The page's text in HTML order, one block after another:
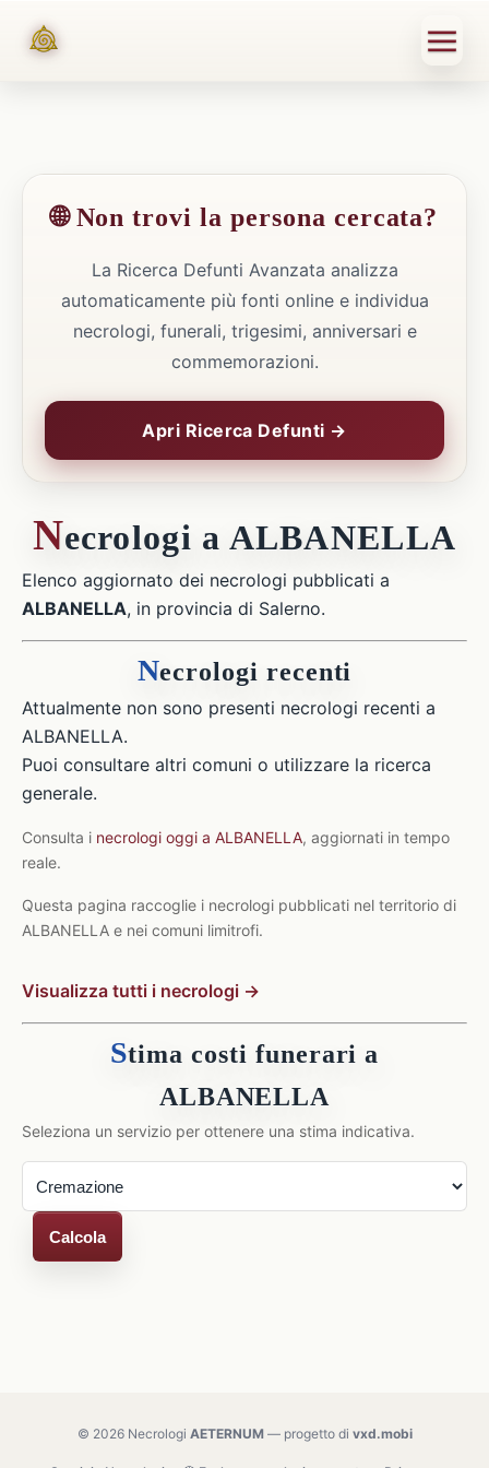
🌐 Non trovi la persona cercata?
La Ricerca Defunti Avanzata analizza
automaticamente più fonti online e individua
necrologi, funerali, trigesimi, anniversari e
commemorazioni.
Apri Ricerca Defunti →
Necrologi a ALBANELLA
Elenco aggiornato dei necrologi pubblicati a
ALBANELLA, in provincia di Salerno.
Necrologi recenti
Attualmente non sono presenti necrologi recenti a
ALBANELLA.
Puoi consultare altri comuni o utilizzare la ricerca
generale.
Consulta i necrologi oggi a ALBANELLA, aggiornati in tempo
reale.
Questa pagina raccoglie i necrologi pubblicati nel territorio di
ALBANELLA e nei comuni limitrofi.
Visualizza tutti i necrologi →
Stima costi funerari a
ALBANELLA
Seleziona un servizio per ottenere una stima indicativa.
Calcola
© 2026 Necrologi AETERNUM— progetto di vxd.mobi